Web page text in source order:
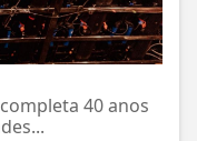
40 anos